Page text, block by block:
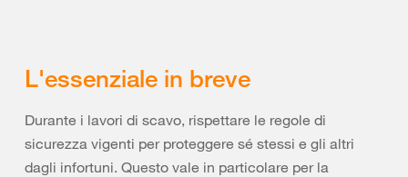
L'essenziale in breve
Durante i lavori di scavo, rispettare le regole di
sicurezza vigenti per proteggere sé stessi e gli altri
dagli infortuni. Questo vale in particolare per la